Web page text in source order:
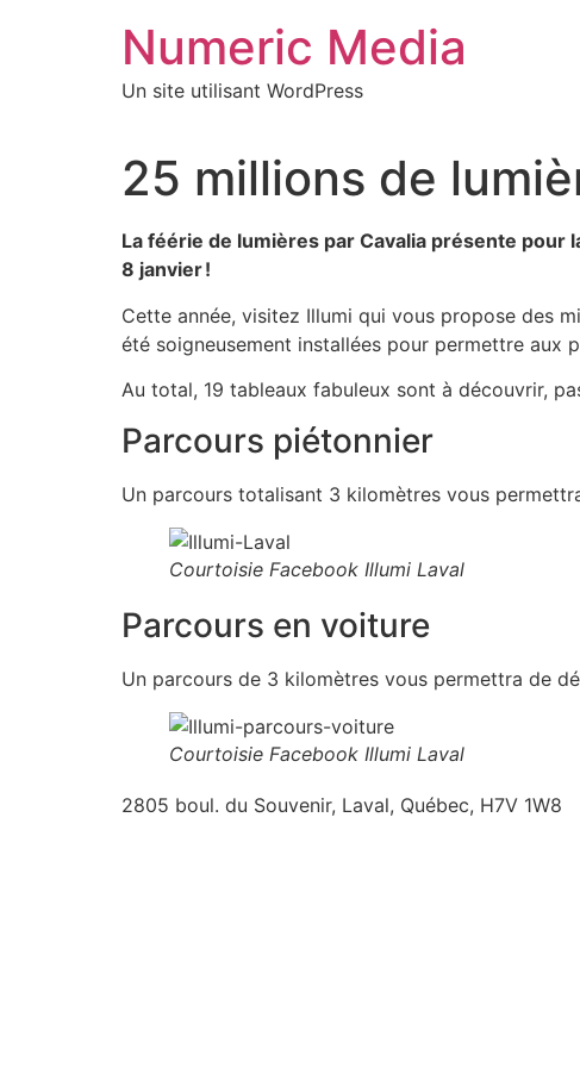
Numeric Media
Un site utilisant WordPress
25 millions de
La féérie de lumières par Cavalia présente pour
8 janvier !
Cette année, visitez Illumi qui vous propose des
été soigneusement installées pour permettre aux
Au total, 19 tableaux fabuleux sont à découvrir,
Parcours piétonnier
Un parcours totalisant 3 kilomètres vous
Courtoisie Facebook Illumi Laval
Parcours en voiture
Un parcours de 3 kilomètres vous permettra de
Courtoisie Facebook Illumi Laval
2805 boul. du Souvenir, Laval, Québec, H7V 1W8